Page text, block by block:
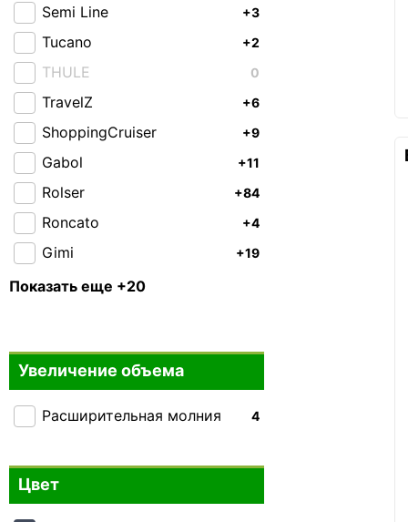
+3
Semi Line
+2
Tucano
0
THULE
+6
TravelZ
+9
ShoppingCruiser
+11
Gabol
+84
Rolser
+4
Roncato
+19
Gimi
CAT
Airtex
+1
Bagland
Bo-Camp
Показать еще +20
Увеличение объема
4
Расширительная молния
Цвет